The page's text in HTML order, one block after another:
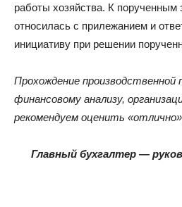
работы хозяйства. К порученным
относилась с прилежанием и
инициативу при решении
Прохождение производственной
финансовому анализу,
рекомендуем оценить
Главный бухгалтер —